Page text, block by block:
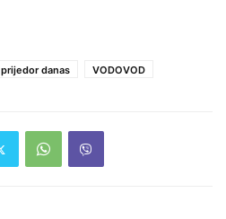
prijedor danas VODOVOD